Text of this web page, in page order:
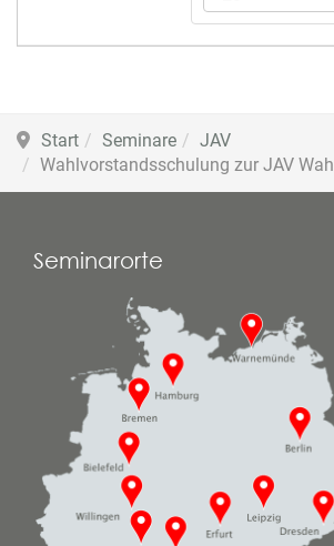
Start Seminare
JAV
Wahlvorstandsschulung zur JAV Wahl
Seminarorte